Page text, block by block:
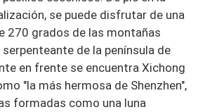
se puede disfrutar de una
270 grados de las montañas
de la península de
en frente se encuentra Xichong
"la más hermosa de Shenzhen",
formadas como una luna